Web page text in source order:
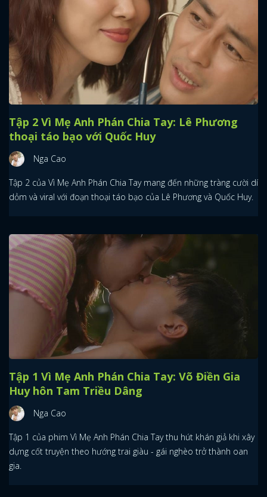
FACEBOOK GOOGLE
Tập 2 Vì Mẹ Anh Phán Chia Tay: Lê Phương
thoại táo bạo với Quốc Huy
Nga Cao
Tập 2 của Vì Mẹ Anh Phán Chia Tay mang đến những tràng cười dí
dỏm và viral với đoạn thoại táo bạo của Lê Phương và Quốc Huy.
Tập 1 Vì Mẹ Anh Phán Chia Tay: Võ Điền Gia
Huy hôn Tam Triều Dâng
Nga Cao
Tập 1 của phim Vì Mẹ Anh Phán Chia Tay thu hút khán giả khi xây
dựng cốt truyện theo hướng trai giàu - gái nghèo trở thành oan
gia.